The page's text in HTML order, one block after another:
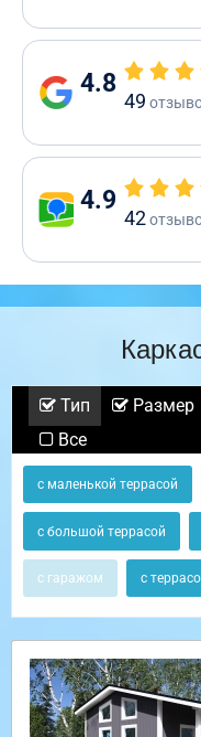
4.8
49
4.9
42
Тип Размер
Все
с маленькой террасой
с большой террасой
с гаражом с